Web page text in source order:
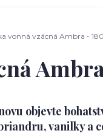
vonná vzácná Ambra -
objevte
vanilky a